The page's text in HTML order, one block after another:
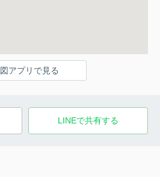
アプリで見る
LINEで共有する